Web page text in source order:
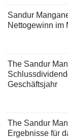
Sandur
Nettogewinn im
The Sandur
Geschäftsjahr
The Sandur
Ergebnisse für